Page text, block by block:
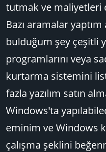
tutmak ve
Bazı aramalar
bulduğum şey çeşitli
programlarını veya
kurtarma sistemini
fazla yazılım satın
Windows'ta
eminim ve Windows
çalışma şeklini